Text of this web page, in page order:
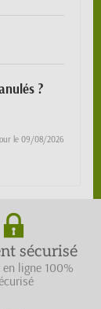
?
le 09/08/2026
sécurisé
en ligne 100%